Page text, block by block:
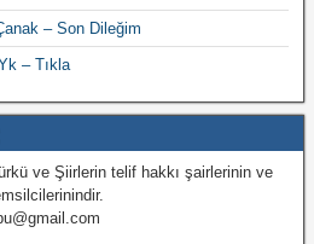
– Son Dileğim
– Tıkla
ve Şiirlerin telif hakkı şairlerinin ve